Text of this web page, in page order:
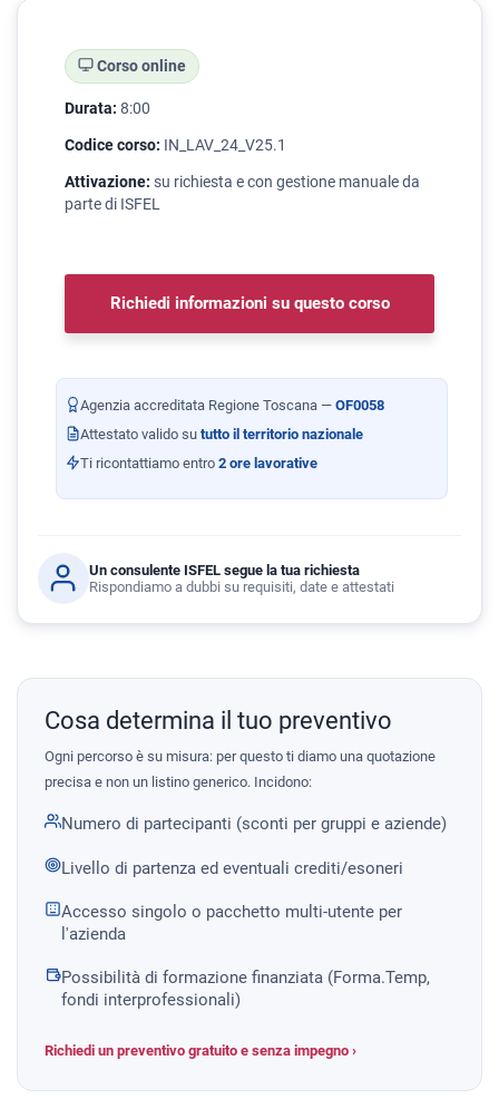
Corso online
Durata: 8:00
Codice corso: IN_LAV_24_V25.1
Attivazione: su richiesta e con gestione manuale da
parte di ISFEL
Richiedi informazioni su questo corso
Agenzia accreditata Regione Toscana — OF0058
Attestato valido su tutto il territorio nazionale
Ti ricontattiamo entro 2 ore lavorative
Un consulente ISFEL segue la tua richiesta
Rispondiamo a dubbi su requisiti, date e attestati
Cosa determina il tuo preventivo
Ogni percorso è su misura: per questo ti diamo una quotazione
precisa e non un listino generico. Incidono:
Numero di partecipanti (sconti per gruppi e aziende)
Livello di partenza ed eventuali crediti/esoneri
Accesso singolo o pacchetto multi-utente per
l'azienda
Possibilità di formazione finanziata (Forma.Temp,
fondi interprofessionali)
Richiedi un preventivo gratuito e senza impegno ›